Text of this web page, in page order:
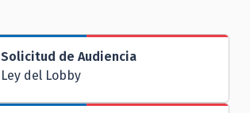
Solicitud de Audiencia
Ley del Lobby